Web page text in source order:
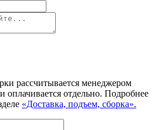
рассчитывается менеджером
оплачивается отдельно. Подробнее
«Доставка, подъем, сборка».